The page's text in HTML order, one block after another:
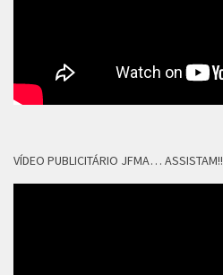
VÍDEO PUBLICITÁRIO JFMA… ASSISTAM!!